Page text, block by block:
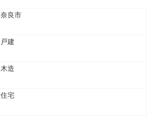
奈良市
戸建
木造
住宅